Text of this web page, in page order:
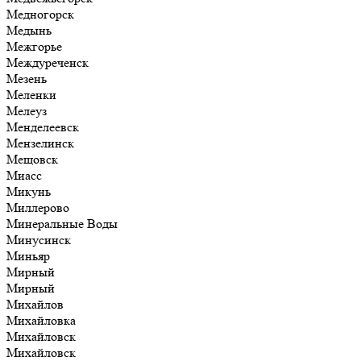
Медногорск
Медынь
Межгорье
Междуреченск
Мезень
Меленки
Мелеуз
Менделеевск
Мензелинск
Мещовск
Миасс
Микунь
Миллерово
Минеральные Воды
Минусинск
Миньяр
Мирный
Мирный
Михайлов
Михайловка
Михайловск
Михайловск